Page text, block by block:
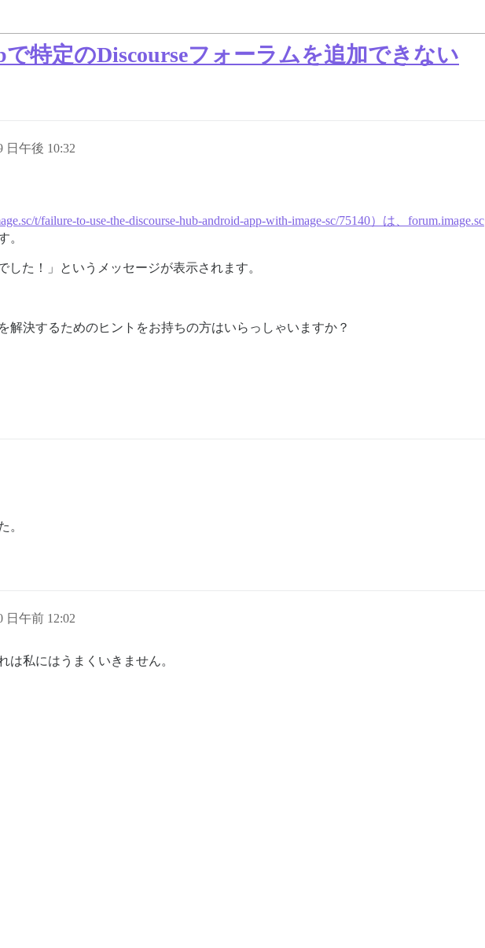
特定のDiscourseフォーラムを追加できない
日午後 10:32
t/failure-to-use-the-discourse-hub-android-app-with-image-sc/75140）は、forum.image.sc
。
した！」というメッセージが表示されます。
解決するためのヒントをお持ちの方はいらっしゃいますか？
。
日午前 12:02
は私にはうまくいきません。